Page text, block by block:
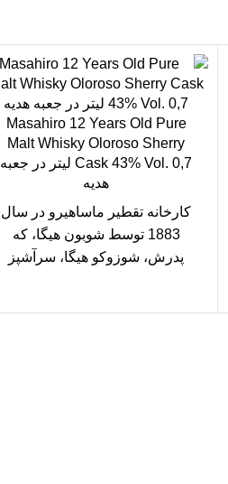
Masahiro 12 Years Old Pure
Malt Whisky Oloroso Sherry
Cask 43% Vol. 0,7 لیتر در جعبه
هدیه
کارخانه تقطیر ماساهیرو در سال
1883 توسط شوبون هیگا، که
پدرش، شوزوکو هیگا، سرآشپز